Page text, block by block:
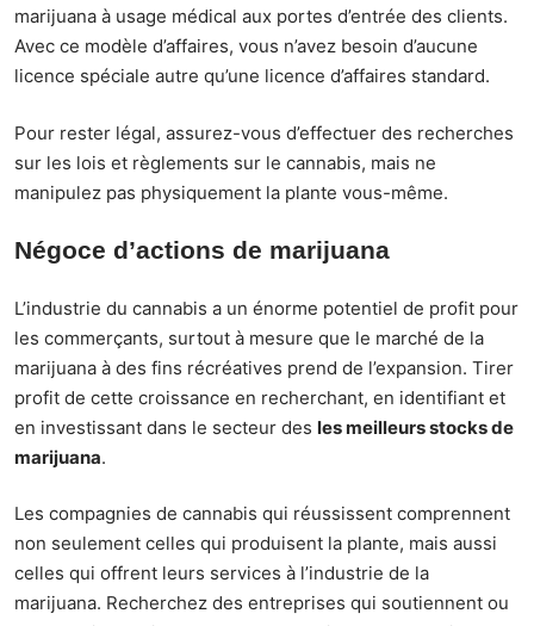
marijuana à usage médical aux portes d’entrée des clients.
Avec ce modèle d’affaires, vous n’avez besoin d’aucune
licence spéciale autre qu’une licence d’affaires standard.
Pour rester légal, assurez-vous d’effectuer des recherches
sur les lois et règlements sur le cannabis, mais ne
manipulez pas physiquement la plante vous-même.
Négoce d’actions de marijuana
L’industrie du cannabis a un énorme potentiel de profit pour
les commerçants, surtout à mesure que le marché de la
marijuana à des fins récréatives prend de l’expansion. Tirer
profit de cette croissance en recherchant, en identifiant et
en investissant dans le secteur des les meilleurs stocks de
marijuana.
Les compagnies de cannabis qui réussissent comprennent
non seulement celles qui produisent la plante, mais aussi
celles qui offrent leurs services à l’industrie de la
marijuana. Recherchez des entreprises qui soutiennent ou